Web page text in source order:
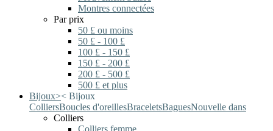
Montres connectées
Par prix
50 £ ou moins
50 £ - 100 £
100 £ - 150 £
150 £ - 200 £
200 £ - 500 £
500 £ et plus
Bijoux>< Bijoux
ColliersBoucles d'oreillesBraceletsBaguesNouvelle dans
Colliers
Colliers femme